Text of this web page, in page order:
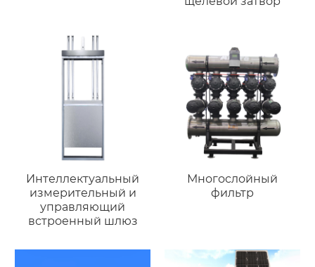
Интеллектуальный
измерительный и
управляющий
встроенный шлюз
Многослойный
фильтр